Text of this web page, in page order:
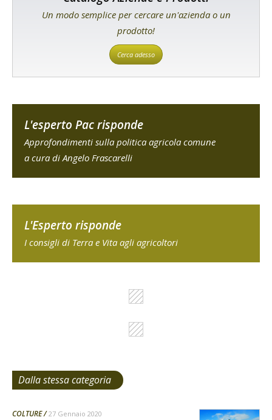
Un modo semplice per cercare un'azienda o un
prodotto!
Cerca adesso
L'esperto Pac risponde
Approfondimenti sulla politica agricola comune
a cura di Angelo Frascarelli
L'Esperto risponde
I consigli di Terra e Vita agli agricoltori
Dalla stessa categoria
COLTURE 27 Gennaio 2020